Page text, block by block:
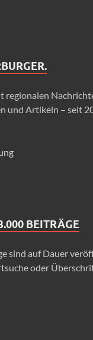
regionalen
und Artikeln – seit
BEITRÄGE
sind auf Dauer
oder